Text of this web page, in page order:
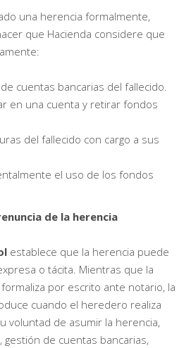
una herencia formalmente,
que Hacienda considere que
cuentas bancarias del fallecido.
en una cuenta y retirar fondos
del fallecido con cargo a sus
el uso de los fondos
de la herencia
establece que la herencia puede
o tácita. Mientras que la
por escrito ante notario, la
cuando el heredero realiza
voluntad de asumir la herencia,
de cuentas bancarias,